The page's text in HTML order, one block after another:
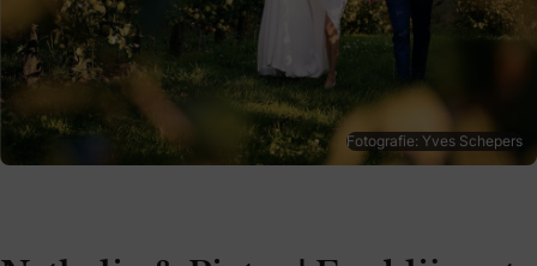
Fotografie: Yves Schepers